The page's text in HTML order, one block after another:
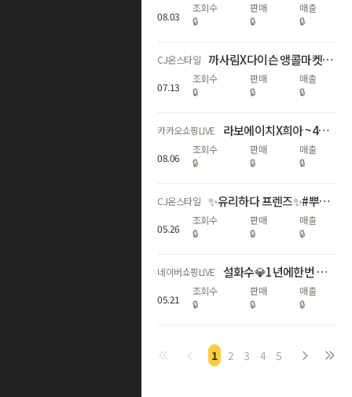
08.03
조회수
🔒
판매
🔒
매출
🔒
CJ온스타일 까사림X다이슨 앵콜마켓🤍 에어랩 코안다 2X 특가+트래블 파우치 증정!
07.13
조회수
🔒
판매
🔒
매출
🔒
카카오쇼핑LIVE 라보에이치X희아 ~46% 무더위 두피 쿨링 케어!
08.06
조회수
🔒
판매
🔒
매출
🔒
CJ온스타일 ✨유리하다 프렌즈✨#뿌리는 조명미스트! 동국제약 역작 CJ 최초론칭!
05.26
조회수
🔒
판매
🔒
매출
🔒
네이버쇼핑LIVE 설화수💎1년에한번 메가슈뷰위 최대혜택+Npay최대6%적립+한정판!
05.21
조회수
🔒
판매
🔒
매출
🔒
1 2 3 4 5